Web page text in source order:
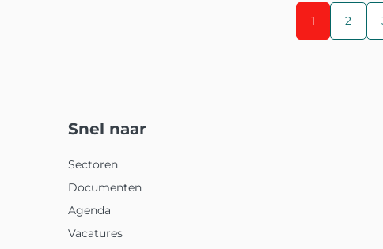
1 2
Snel naar
Sectoren
Documenten
Agenda
Vacatures